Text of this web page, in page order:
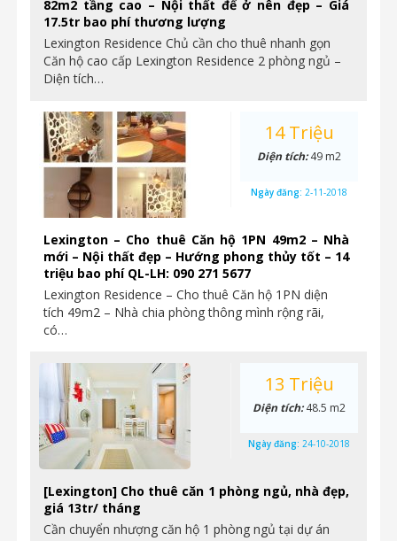
82m2 tầng cao – Nội thất để ở nên đẹp – Giá
17.5tr bao phí thương lượng
Lexington Residence Chủ cần cho thuê nhanh gọn
Căn hộ cao cấp Lexington Residence 2 phòng ngủ –
Diện tích…
Lexington – Cho thuê Căn hộ 1PN 49m2 – Nhà
mới – Nội thất đẹp – Hướng phong thủy tốt – 14
triệu bao phí QL-LH: 090 271 5677
Lexington Residence – Cho thuê Căn hộ 1PN diện
tích 49m2 – Nhà chia phòng thông mình rộng rãi,
có…
14 Triệu
Diện tích:49 m2
Ngày đăng: 2-11-2018
[Lexington] Cho thuê căn 1 phòng ngủ, nhà đẹp,
giá 13tr/ tháng
Cần chuyển nhượng căn hộ 1 phòng ngủ tại dự án
13 Triệu
Diện tích:48.5 m2
Ngày đăng: 24-10-2018